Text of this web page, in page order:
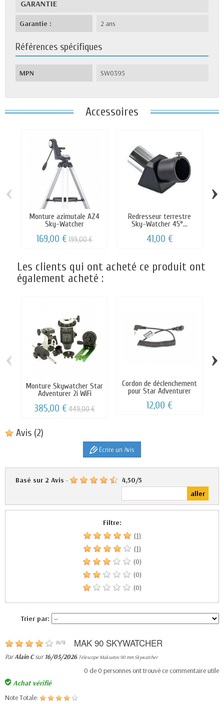
GARANTIE
Garantie : 2 ans
Références spécifiques
MPN SW0395
Accessoires
Monture azimutale AZ4
Sky-Watcher
169,00 €199,00 €
Redresseur terrestre
Sky-Watcher 45°...
41,00 €
‹ ›
Les clients qui ont acheté ce produit ont
également acheté :
Monture Skywatcher Star
Adventurer 2i WiFi
385,00 €449,00 €
Cordon de déclenchement
pour Star Adventurer
12,00 €
‹ ›
Avis (2)
Écrire un Avis
Basé sur 2 Avis - 4,50/5
Filtre:
(1)
(1)
(0)
(0)
(0)
Trier par:
(4/5) MAK 90 SKYWATCHER
ParAlain Csur16/05/2026 Télescope Maksutov 90 mm Skywatcher
0 de 0 personnes ont trouvé ce commentaire utile
Achat vérifié
Note Totale: